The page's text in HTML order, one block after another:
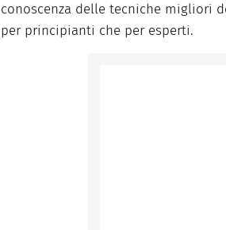
conoscenza delle tecniche migliori
per principianti che per esperti.